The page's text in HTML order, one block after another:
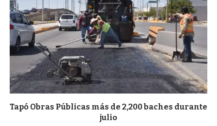
Tapó Obras Públicas más de 2,200 baches durante
julio